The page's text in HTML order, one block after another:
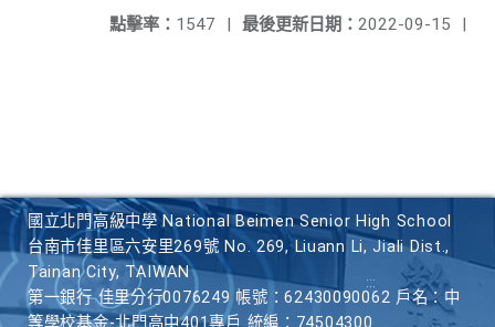
最後更新日期： 2022-09-15 |
點擊率： 1547 |
國立北門高級中學 National Beimen Senior High School
台南市佳里區六安里269號 No. 269, Liuann Li, Jiali Dist.,
Tainan City, TAIWAN
第一銀行 佳里分行0076249 帳號：62430090062 戶名：中
等學校基金-北門高中401專戶 統編：74504300